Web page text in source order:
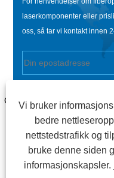
laserkomponenter eller
oss, så tar vi kontakt innen
COPYRIGHT @ 2020
CO., LTD. - KINA
LASERPRODUSENTER,
ALLE
| SITEMAP
Vi bruker
bedre
nettstedstrafikk og
bruke denne siden
informasjonskapsler.